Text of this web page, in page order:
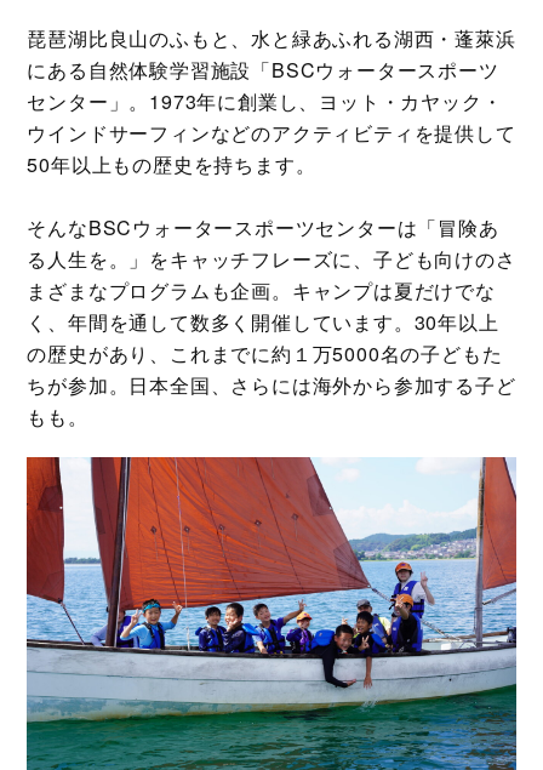
琵琶湖比良山のふもと、水と緑あふれる湖西・蓬萊浜
にある自然体験学習施設「BSCウォータースポーツ
センター」。1973年に創業し、ヨット・カヤック・
ウインドサーフィンなどのアクティビティを提供して
50年以上もの歴史を持ちます。
そんなBSCウォータースポーツセンターは「冒険あ
る人生を。」をキャッチフレーズに、子ども向けのさ
まざまなプログラムも企画。キャンプは夏だけでな
く、年間を通して数多く開催しています。30年以上
の歴史があり、これまでに約１万5000名の子どもた
ちが参加。日本全国、さらには海外から参加する子ど
もも。